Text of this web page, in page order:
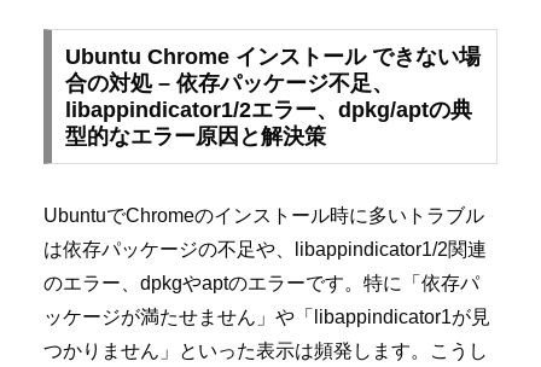
Ubuntu Chrome インストール できない場
合の対処 – 依存パッケージ不足、
libappindicator1/2エラー、dpkg/aptの典
型的なエラー原因と解決策
UbuntuでChromeのインストール時に多いトラブル
は依存パッケージの不足や、libappindicator1/2関連
のエラー、dpkgやaptのエラーです。特に「依存パ
ッケージが満たせません」や「libappindicator1が見
つかりません」といった表示は頻発します。こうし